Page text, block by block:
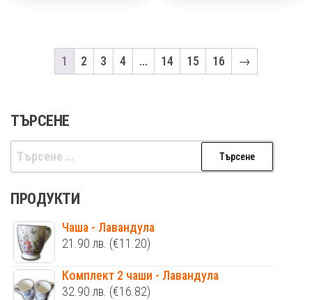
1 2 3 4 … 14 15 16 →
ТЪРСЕНЕ
Търсене
за:
ПРОДУКТИ
Чаша - Лавандула
21.90 лв. (€11.20)
Комплект 2 чаши - Лавандула
32.90 лв. (€16.82)